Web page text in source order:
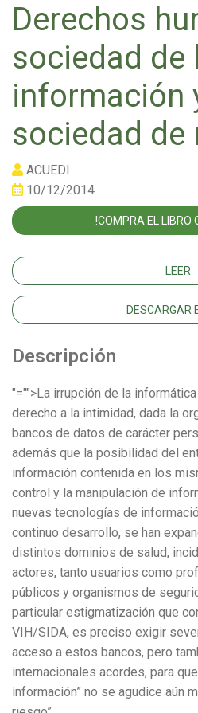
Derechos
sociedad de
información
sociedad de
ACUEDI
10/12/2014
!COMPRA EL LIBRO
LEER
DESCARGAR
Descripción
"="">La irrupción de la
derecho a la intimidad, dada la
bancos de datos de carácter
además que la posibilidad del
información contenida en los
control y la manipulación de
nuevas tecnologías de
continuo desarrollo, se han
distintos dominios de salud,
actores, tanto usuarios como
públicos y organismos de
particular estigmatización que
VIH/SIDA, es preciso exigir
acceso a estos bancos, pero
internacionales acordes, para
información” no se agudice aún